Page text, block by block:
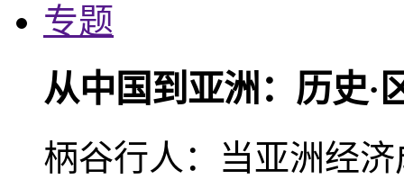
专题
从中国到亚洲：历史·
柄谷行人：当亚洲经